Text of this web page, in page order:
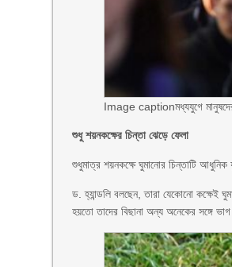
Image captionমধ্যযুগে
শুধু শয়নকক্ষের চিন্তা ঝেড়ে ফেলা
শুধুমাত্র শয়নকক্ষে ঘুমানোর চিন্তাটি
ড. হ্যান্ডলি বলছেন, তারা যেকোনো কক্ষেই
হয়তো তাদের বিছানা অন্য অনেকের সঙ্গে